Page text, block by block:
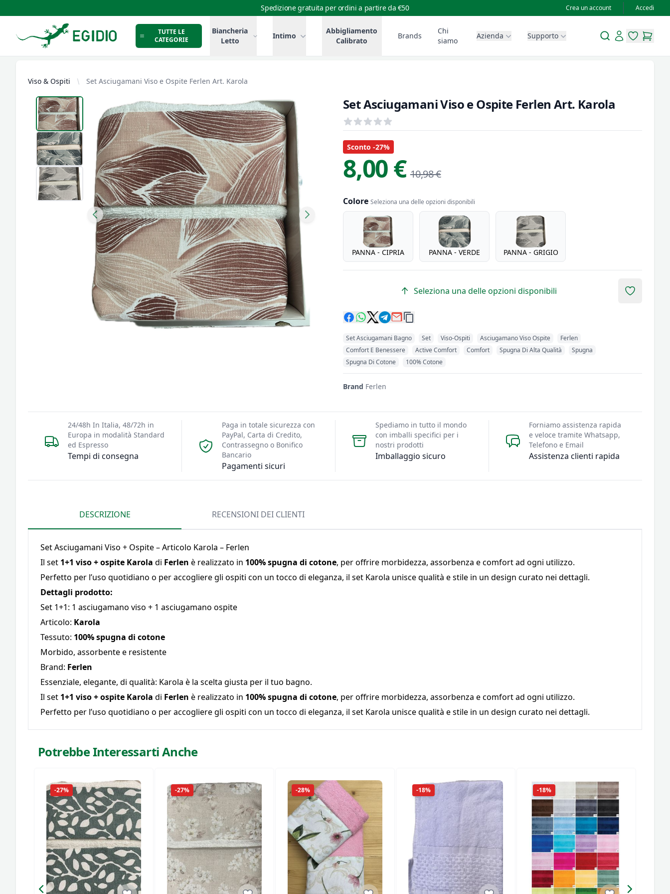
Spedizione gratuita per ordini a partire da €50 Crea un account Accedi
Intimo Egidio
TUTTE LE
CATEGORIE
Biancheria
Letto
Intimo
Abbigliamento
Calibrato
Brands
Chi
siamo
Azienda Supporto SearchAccount
items in
items
Viso & Ospiti Set Asciugamani Viso e Ospite Ferlen Art. Karola
Set Asciugamani Viso e Ospite Ferlen Art. Karola
Recensioni
out of 5 stars
Informazioni Prodotto
Descrizione riassuntiva
Sconto -27%
8,00 € 10,98 €
Colore Seleziona una delle opzioni disponibili
Colore
PANNA - CIPRIA PANNA - VERDE PANNA - GRIGIO
Seleziona una delle opzioni disponibili Add to
Set Asciugamani Bagno Set Viso-Ospiti Asciugamano Viso Ospite
Ferlen
Comfort E Benessere
Active Comfort Comfort Spugna Di Alta Qualità
Spugna
Spugna Di Cotone
100% Cotone
Brand Ferlen
Tempi di consegna
24/48h In Italia, 48/72h in
Europa in modalità Standard
ed Espresso
Pagamenti sicuri
Paga in totale sicurezza con
PayPal, Carta di Credito,
Contrassegno o Bonifico
Bancario
Imballaggio sicuro
Spediamo in tutto il mondo
con imballi specifici per i
nostri prodotti
Assistenza clienti rapida
Forniamo assistenza rapida
e veloce tramite Whatsapp,
Telefono e Email
DESCRIZIONE RECENSIONI DEI CLIENTI
Set Asciugamani Viso + Ospite – Articolo Karola – Ferlen
Il set 1+1 viso + ospite Karola di Ferlen è realizzato in 100% spugna di cotone, per offrire morbidezza, assorbenza e comfort ad ogni utilizzo.
Perfetto per l’uso quotidiano o per accogliere gli ospiti con un tocco di eleganza, il set Karola unisce qualità e stile in un design curato nei dettagli.
Dettagli prodotto:
Set 1+1: 1 asciugamano viso + 1 asciugamano ospite
Articolo: Karola
Tessuto: 100% spugna di cotone
Morbido, assorbente e resistente
Brand: Ferlen
Essenziale, elegante, di qualità: Karola è la scelta giusta per il tuo bagno.
Il set 1+1 viso + ospite Karola di Ferlen è realizzato in 100% spugna di cotone, per offrire morbidezza, assorbenza e comfort ad ogni utilizzo.
Perfetto per l’uso quotidiano o per accogliere gli ospiti con un tocco di eleganza, il set Karola unisce qualità e stile in un design curato nei dettagli.
Potrebbe Interessarti Anche
-27% -27% -28% -18% -18%